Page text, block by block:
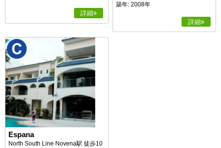
詳細
築年: 2008年
詳細
Espana
North South Line Novena駅 徒歩10